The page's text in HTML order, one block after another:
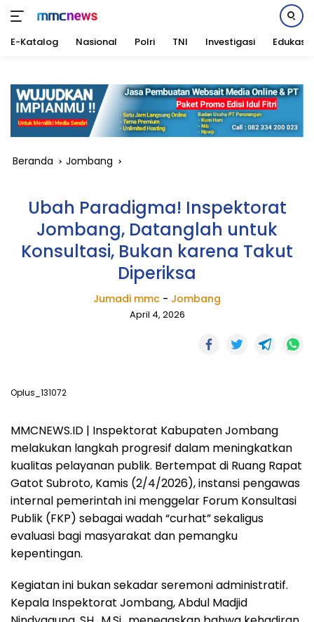
konten
E-Katalog Nasional Polri TNI Investigasi Edukasi
Beranda Jombang
Ubah Paradigma! Inspektorat
Jombang, Datanglah untuk
Konsultasi, Bukan karena Takut
Diperiksa
Jumadi mmc - Jombang
April 4, 2026
Oplus_131072
MMCNEWS.ID | Inspektorat Kabupaten Jombang
melakukan langkah progresif dalam meningkatkan
kualitas pelayanan publik. Bertempat di Ruang Rapat
Gatot Subroto, Kamis (2/4/2026), instansi pengawas
internal pemerintah ini menggelar Forum Konsultasi
Publik (FKP) sebagai wadah “curhat” sekaligus
evaluasi bagi masyarakat dan pemangku
kepentingan.
Kegiatan ini bukan sekadar seremoni administratif.
Kepala Inspektorat Jombang, Abdul Madjid